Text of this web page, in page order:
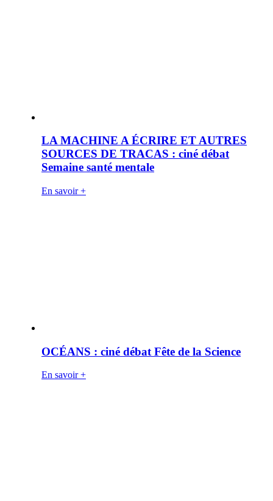
LA MACHINE A ÉCRIRE ET AUTRES
SOURCES DE TRACAS : ciné débat
Semaine santé mentale
En savoir +
OCÉANS : ciné débat Fête de la Science
En savoir +